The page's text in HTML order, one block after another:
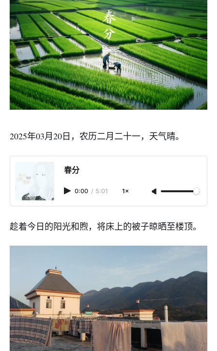
2025年03月20日，农历二月二十一，天气晴。
春分
0:00 / 5:01 1×
趁着今日的阳光和煦，将床上的被子晾晒至楼顶。